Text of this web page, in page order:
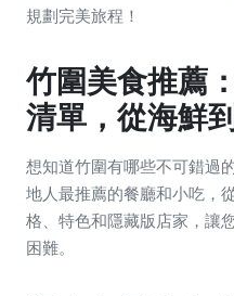
規劃完美旅程！
竹圍美食推薦
清單，從海鮮
想知道竹圍有哪些不可錯過
地人最推薦的餐廳和小吃，
格、特色和隱藏版店家，讓
困難。